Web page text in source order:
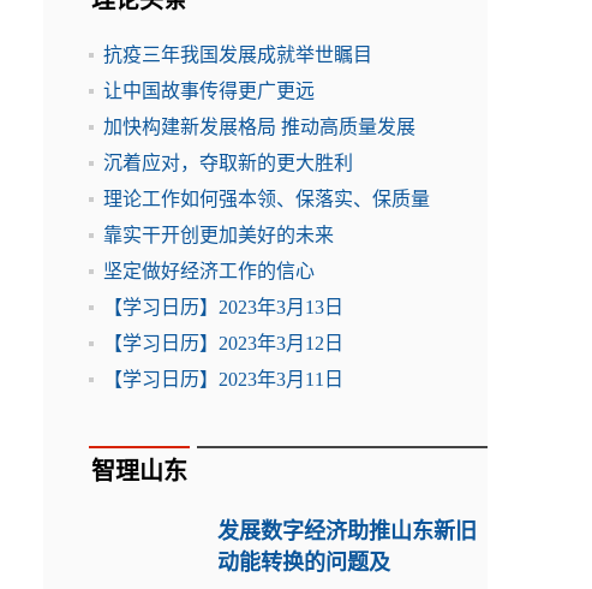
抗疫三年我国发展成就举世瞩目
让中国故事传得更广更远
加快构建新发展格局 推动高质量发展
沉着应对，夺取新的更大胜利
理论工作如何强本领、保落实、保质量
靠实干开创更加美好的未来
坚定做好经济工作的信心
【学习日历】2023年3月13日
【学习日历】2023年3月12日
【学习日历】2023年3月11日
智理山东
发展数字经济助推山东新旧
动能转换的问题及